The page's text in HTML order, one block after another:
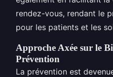
rendez-vous, rendant le
pour les patients et les
Approche Axée sur le
Prévention
La prévention est